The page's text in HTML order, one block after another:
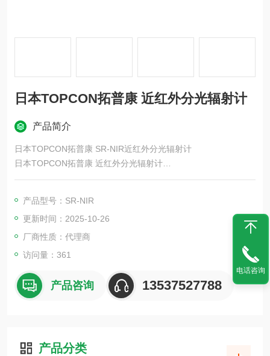
日本TOPCON拓普康 近红外分光辐射计
产品简介
日本TOPCON拓普康 SR-NIR近红外分光辐射计
日本TOPCON拓普康 近红外分光辐射计
产品型号：SR-NIR
更新时间：2025-10-26
厂商性质：代理商
访问量：361
产品咨询 13537527788
产品分类
电话咨询